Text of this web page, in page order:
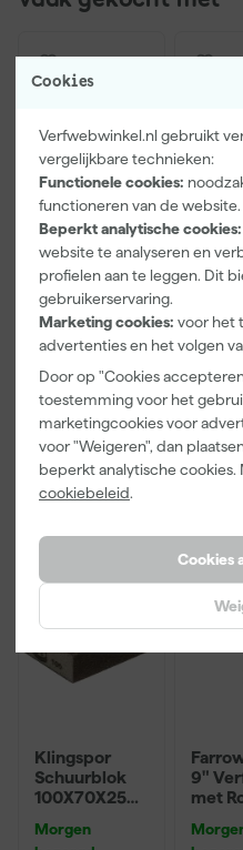
Cookies
Verfwebwinkel.nl gebruikt
vergelijkbare technieken:
Functionele cookies:
functioneren van de website.
Beperkt analytische cookies:
website te analyseren en
profielen aan te leggen. Dit
gebruikerservaring.
Marketing cookies: voor het
advertenties en het volgen
Door op "Cookies
toestemming voor het
marketingcookies voor
voor "Weigeren", dan
beperkt analytische
cookiebeleid.
Cookies
Paintura
Lucamax
Washi tape -
50mx24mm
Morgen
3 ,99
incl. BTW
r
22,00
incl. BTW
Klingspor
Schuurblok
100X70X25m
P220
Morgen
9"
met